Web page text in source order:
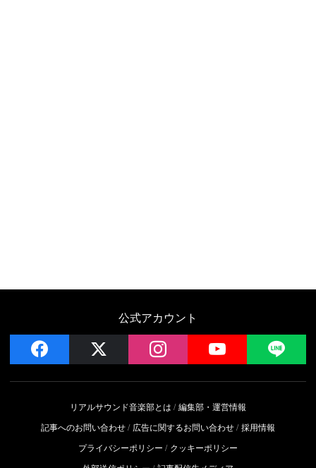
公式アカウント
facebook instagram YouTube
リアルサウンド音楽部とは
編集部・運営情報
記事へのお問い合わせ
広告に関するお問い合わせ 採用情報
プライバシーポリシー
クッキーポリシー